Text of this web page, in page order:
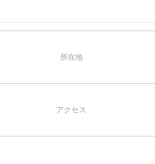
所在地
アクセス